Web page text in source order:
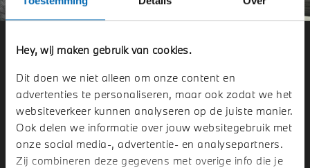
Hey, wij maken gebruik van cookies.
Dit doen we niet alleen om onze content en
advertenties te personaliseren, maar ook zodat we het
websiteverkeer kunnen analyseren op de juiste manier.
Ook delen we informatie over jouw websitegebruik met
onze social media-, advertentie- en analysepartners.
Zij combineren deze gegevens met overige info die je
VEEL GESTELDE VRAGEN.
Wat is een elektrische auto?
Welke voordelen heeft een elektrische auto?